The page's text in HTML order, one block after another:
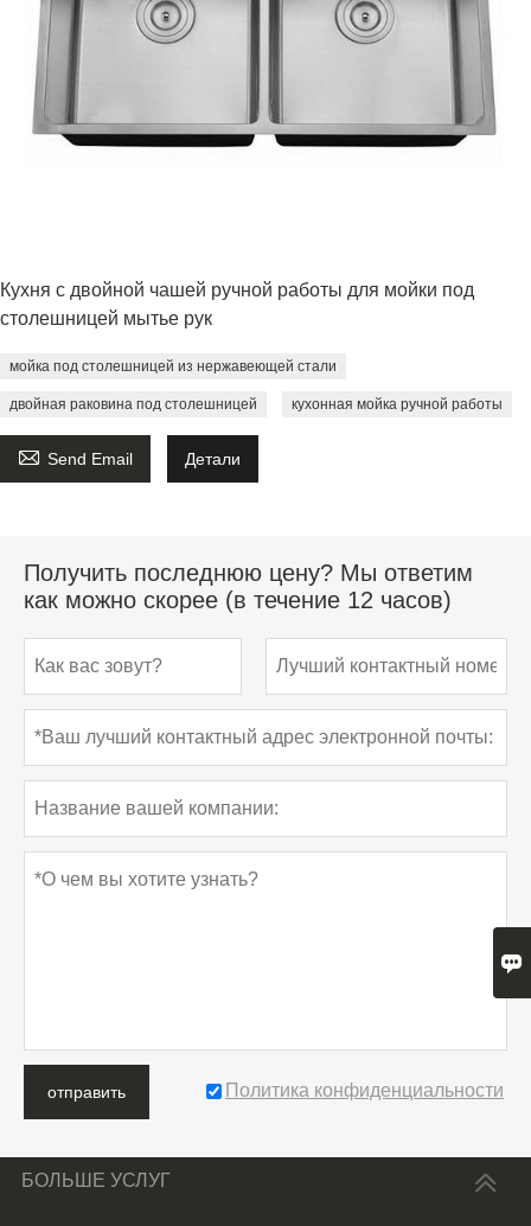
Кухня с двойной чашей ручной работы для мойки под
столешницей мытье рук
мойка под столешницей из нержавеющей стали
двойная раковина под столешницей кухонная мойка ручной работы
 Send Email Детали
Получить последнюю цену? Мы ответим
как можно скорее (в течение 12 часов)
отправить Политика конфиденциальности
БОЛЬШЕ УСЛУГ
